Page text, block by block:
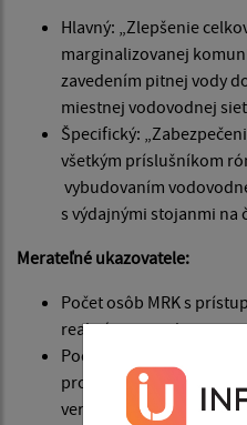
Hlavný: „Zlepšenie
marginalizovanej
zavedením pitnej vody
miestnej vodovodnej
Špecifický:
všetkým príslušníkom
vybudovaním
s výdajnými stojanmi na
Merateľné ukazovatele:
Počet osôb MRK s
realizácie projektu: 238;
Počet vytvorených
prostredníctvom
verejných